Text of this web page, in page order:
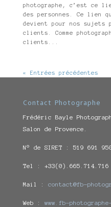
photographe, c’est ce
des personnes. Ce lien
devient pour nos sujets
clients. Comme
clients...
« Entrées précédentes
Contact Photographe
Frédéric Bayle
Salon de Provence.
N° de SIRET : 519 691
Tel : +33(0).665.714.716
Mail : contact@fb-
Web : www.fb-